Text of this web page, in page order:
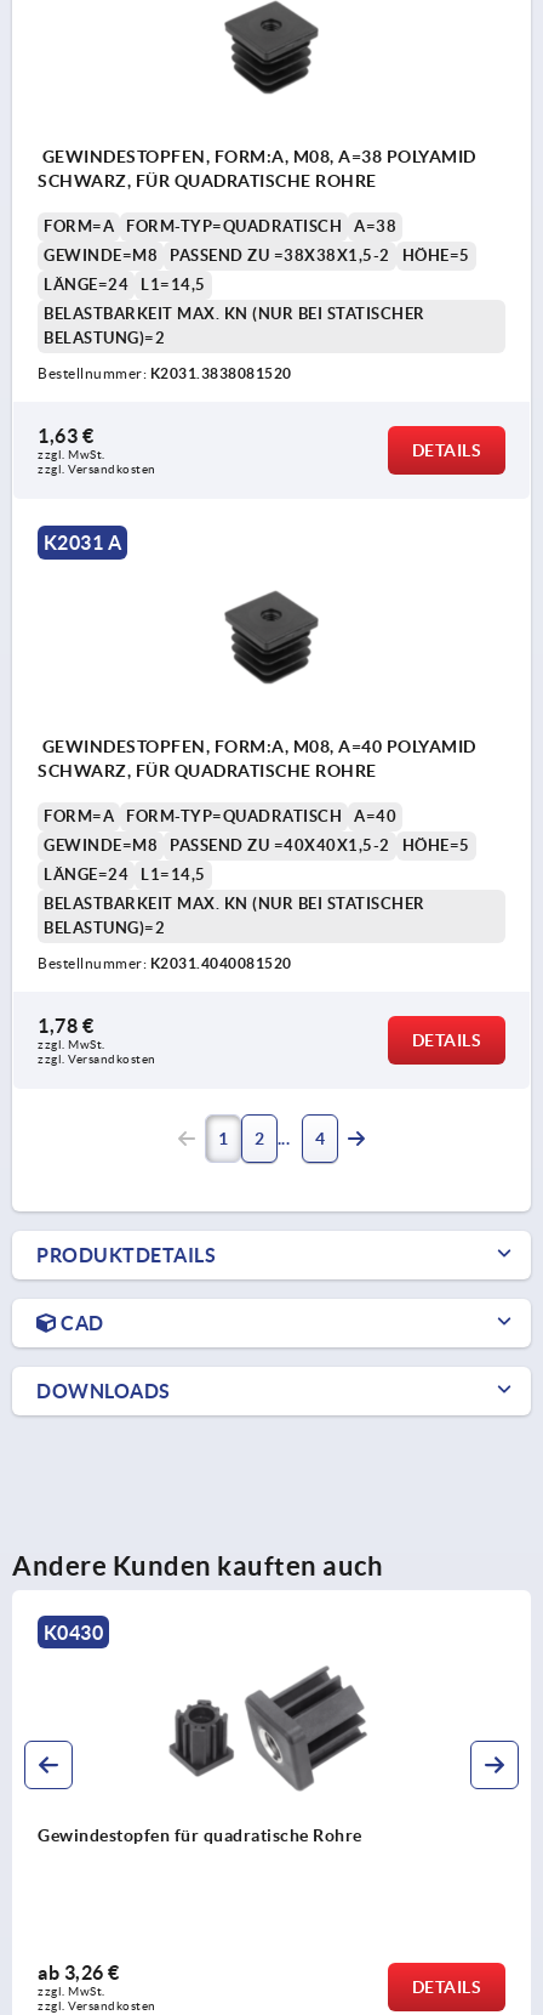
GEWINDESTOPFEN, FORM:A, M08, A=38 POLYAMID
SCHWARZ, FÜR QUADRATISCHE ROHRE
FORM=A FORM-TYP=QUADRATISCH
A=38
GEWINDE=M8
PASSEND ZU =38X38X1,5-2
HÖHE=5
LÄNGE=24
L1=14,5
BELASTBARKEIT MAX. KN (NUR BEI STATISCHER
BELASTUNG)=2
Bestellnummer: K2031.3838081520
1,63 €
zzgl. MwSt.
zzgl. Versandkosten
DETAILS
K2031 A
GEWINDESTOPFEN, FORM:A, M08, A=40 POLYAMID
SCHWARZ, FÜR QUADRATISCHE ROHRE
FORM=A FORM-TYP=QUADRATISCH
A=40
GEWINDE=M8
PASSEND ZU =40X40X1,5-2
HÖHE=5
LÄNGE=24
L1=14,5
BELASTBARKEIT MAX. KN (NUR BEI STATISCHER
BELASTUNG)=2
Bestellnummer: K2031.4040081520
1,78 €
zzgl. MwSt.
zzgl. Versandkosten
DETAILS
1 2 4
PRODUKTDETAILS
CAD
DOWNLOADS
Andere Kunden kauften auch
K0431
Gewindestopfen für Rohre
ab3,50 €
zzgl. MwSt.
zzgl. Versandkosten
DETAILS